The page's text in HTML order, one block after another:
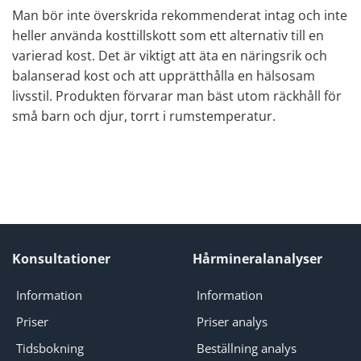
Man bör inte överskrida rekommenderat intag och inte
heller använda kosttillskott som ett alternativ till en
varierad kost. Det är viktigt att äta en näringsrik och
balanserad kost och att upprätthålla en hälsosam
livsstil. Produkten förvarar man bäst utom räckhåll för
små barn och djur, torrt i rumstemperatur.
Konsultationer
Information
Priser
Tidsbokning
Hårmineralanalyser
Information
Priser analys
Beställning analys